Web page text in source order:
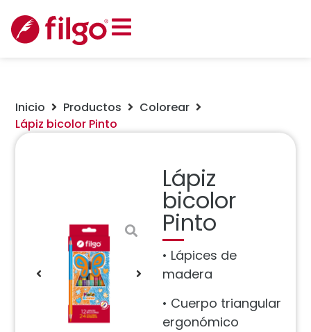
Inicio Productos
Colorear
Lápiz bicolor Pinto
Lápiz
bicolor
Pinto
• Lápices de
madera
• Cuerpo triangular
ergonómico